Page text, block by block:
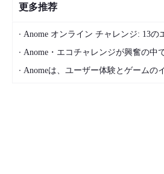
更多推荐
· Anome オンライン チャレンジ: 13のエコシステムとの
· Anome・エコチャレンジが興奮の中
· Anomeは、ユーザー体験とゲームのインタラクションに